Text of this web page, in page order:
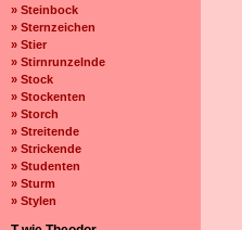
» Steinbock
» Sternzeichen
» Stier
» Stirnrunzelnde
» Stock
» Stockenten
» Storch
» Streitende
» Strickende
» Studenten
» Sturm
» Stylen